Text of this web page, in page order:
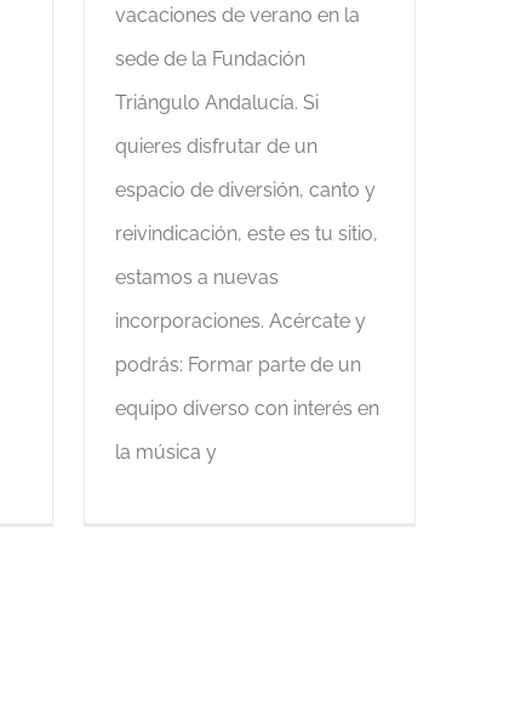
vacaciones de verano en la
sede de la Fundación
Triángulo Andalucía. Si
quieres disfrutar de un
espacio de diversión, canto y
reivindicación, este es tu sitio,
estamos a nuevas
incorporaciones. Acércate y
podrás: Formar parte de un
equipo diverso con interés en
la música y